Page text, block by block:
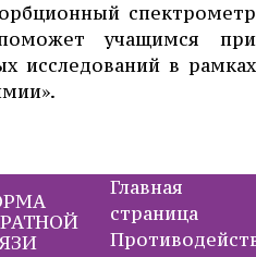
спектрометр
учащимся при
исследований в рамках
Главная
страница